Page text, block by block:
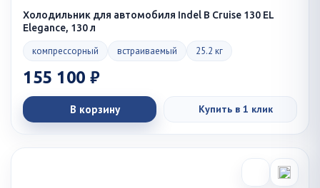
Холодильник для автомобиля Indel B Cruise 130 EL
Elegance, 130 л
компрессорный встраиваемый 25.2 кг
155 100 ₽
В корзину Купить в 1 клик